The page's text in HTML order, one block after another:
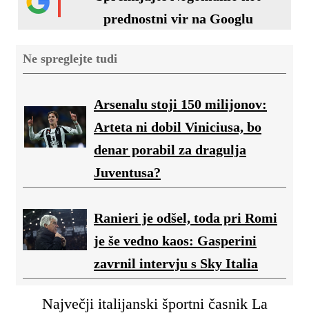
prednostni vir na Googlu
Ne spreglejte tudi
Arsenalu stoji 150 milijonov:
Arteta ni dobil Viniciusa, bo
denar porabil za dragulja
Juventusa?
Ranieri je odšel, toda pri Romi
je še vedno kaos: Gasperini
zavrnil intervju s Sky Italia
Največji italijanski športni časnik La